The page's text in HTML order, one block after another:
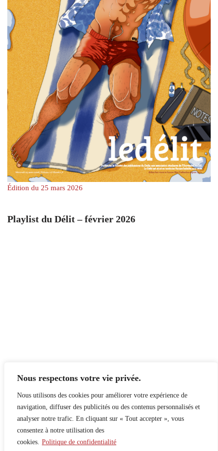
Nous respectons votre vie privée.
Nous utilisons des cookies pour améliorer votre expérience de
navigation, diffuser des publicités ou des contenus personnalisés et
analyser notre trafic. En cliquant sur « Tout accepter », vous
consentez à notre utilisation des
cookies. Politique de confidentialité
Édition du 25 mars 2026
Playlist du Délit – février 2026